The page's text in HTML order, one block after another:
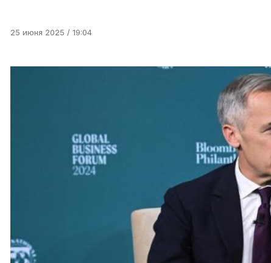
25 июня 2025 / 19:04